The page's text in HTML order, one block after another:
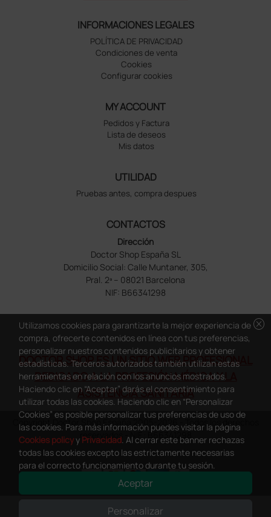
INFORMACIONES LEGALES
POLÍTICA DE PRIVACIDAD
Condiciones de venta
Cookies
Configurar cookies
MY ACCOUNT
Pedidos y Factura
Lista de deseos
Mis datos
UTILIDAD
Pruebas antes, compra despues
CONTACTOS
Dirección
Doctor Shop España SL
Domicilio Social: Calle Muntaner, 305,
Pral. 2ª – 08021 Barcelona
NIF: B66341298
DOCTOR SHOP ES UN SITIO WEB PROFESIONAL
DEDICADO A LA PROFESIÓN MÉDICA Y LA
ASISTENCIA SANITARIA
Copyright Doctor Shop España 2005-2026 - Todos los derechos
reservados - NIF.: B66341298
This site is protected by reCAPTCHA and the Google
cancel
Utilizamos cookies para garantizarte la mejor experiencia de
compra, ofrecerte contenidos en línea con tus preferencias,
personalizar nuestros contenidos publicitarios y obtener
estadísticas. Terceros autorizados también utilizan estas
herramientas en relación con los anuncios mostrados.
Haciendo clic en “Aceptar” darás el consentimiento para
utilizar todas las cookies. Haciendo clic en “Personalizar
Cookies” es posible personalizar tus preferencias de uso de
las cookies. Para más información puedes visitar la página
Cookies policyy Privacidad. Al cerrar este banner rechazas
todas las cookies excepto las estrictamente necesarias
para el correcto funcionamiento durante tu sesión.
Aceptar
Personalizar